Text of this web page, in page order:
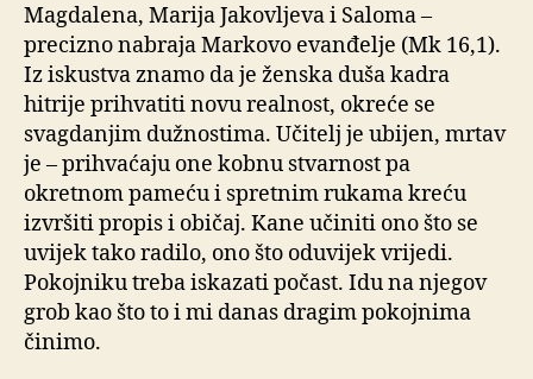
Magdalena, Marija Jakovljeva i Saloma –
precizno nabraja Markovo evanđelje (Mk 16,1).
Iz iskustva znamo da je ženska duša kadra
hitrije prihvatiti novu realnost, okreće se
svagdanjim dužnostima. Učitelj je ubijen, mrtav
je – prihvaćaju one kobnu stvarnost pa
okretnom pameću i spretnim rukama kreću
izvršiti propis i običaj. Kane učiniti ono što se
uvijek tako radilo, ono što oduvijek vrijedi.
Pokojniku treba iskazati počast. Idu na njegov
grob kao što to i mi danas dragim pokojnima
činimo.